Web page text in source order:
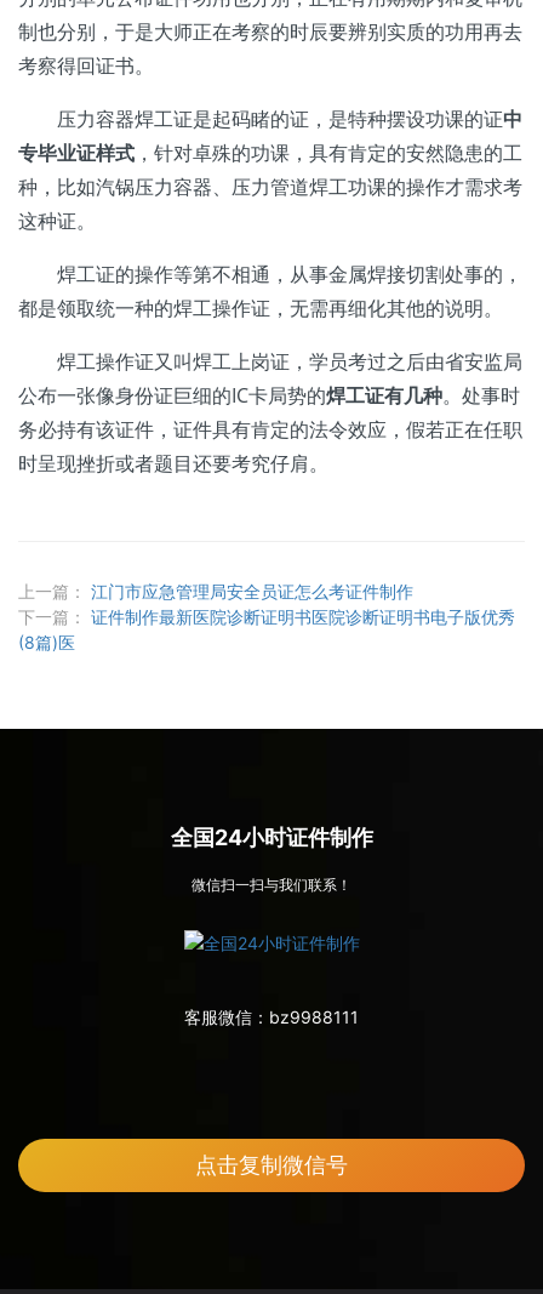
制也分别，于是大师正在考察的时辰要辨别实质的功用再去
考察得回证书。
压力容器焊工证是起码睹的证，是特种摆设功课的证中
专毕业证样式 ，针对卓殊的功课，具有肯定的安然隐患的工
种，比如汽锅压力容器、压力管道焊工功课的操作才需求考
这种证。
焊工证的操作等第不相通，从事金属焊接切割处事的，
都是领取统一种的焊工操作证，无需再细化其他的说明。
焊工操作证又叫焊工上岗证，学员考过之后由省安监局
公布一张像身份证巨细的IC卡局势的焊工证有几种。处事时
务必持有该证件，证件具有肯定的法令效应，假若正在任职
时呈现挫折或者题目还要考究仔肩。
上一篇： 江门市应急管理局安全员证怎么考证件制作
下一篇： 证件制作最新医院诊断证明书医院诊断证明书电子版优秀
(8篇)医
全国24小时证件制作
微信扫一扫与我们联系！
客服微信： bz9988111
点击复制微信号